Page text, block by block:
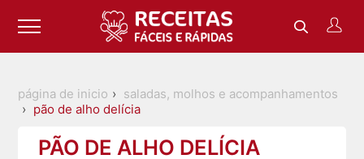
página de inicio
saladas, molhos e acompanhamentos
pão de alho delícia
PÃO DE ALHO DELÍCIA